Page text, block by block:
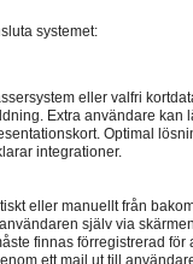
systemet:
eller valfri
Extra användare kan
Optimal
integrationer.
eller manuellt från
själv via
finnas förregistrerad för
ett mail ut till